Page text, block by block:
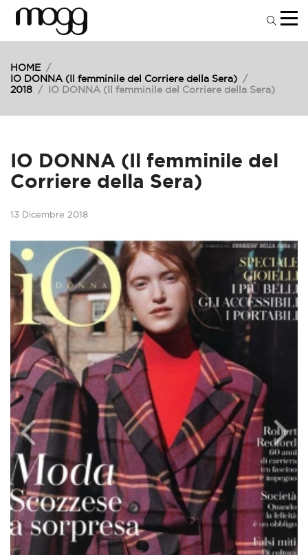
HOME /
IO DONNA (Il femminile del Corriere della Sera) /
2018 / IO DONNA (Il femminile del Corriere della Sera)
IO DONNA (Il femminile del
Corriere della Sera)
13 Dicembre 2018